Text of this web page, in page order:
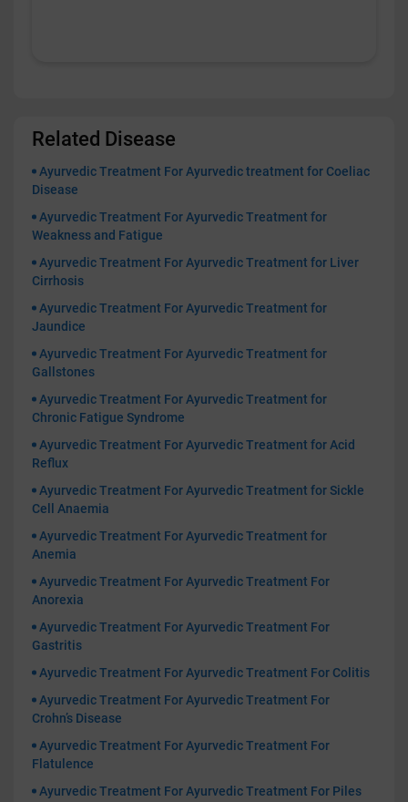
Related Disease
Ayurvedic Treatment For Ayurvedic treatment for Coeliac
Disease
Ayurvedic Treatment For Ayurvedic Treatment for
Weakness and Fatigue
Ayurvedic Treatment For Ayurvedic Treatment for Liver
Cirrhosis
Ayurvedic Treatment For Ayurvedic Treatment for
Jaundice
Ayurvedic Treatment For Ayurvedic Treatment for
Gallstones
Ayurvedic Treatment For Ayurvedic Treatment for
Chronic Fatigue Syndrome
Ayurvedic Treatment For Ayurvedic Treatment for Acid
Reflux
Ayurvedic Treatment For Ayurvedic Treatment for Sickle
Cell Anaemia
Ayurvedic Treatment For Ayurvedic Treatment for
Anemia
Ayurvedic Treatment For Ayurvedic Treatment For
Anorexia
Ayurvedic Treatment For Ayurvedic Treatment For
Gastritis
Ayurvedic Treatment For Ayurvedic Treatment For Colitis
Ayurvedic Treatment For Ayurvedic Treatment For
Crohn’s Disease
Ayurvedic Treatment For Ayurvedic Treatment For
Flatulence
Ayurvedic Treatment For Ayurvedic Treatment For Piles